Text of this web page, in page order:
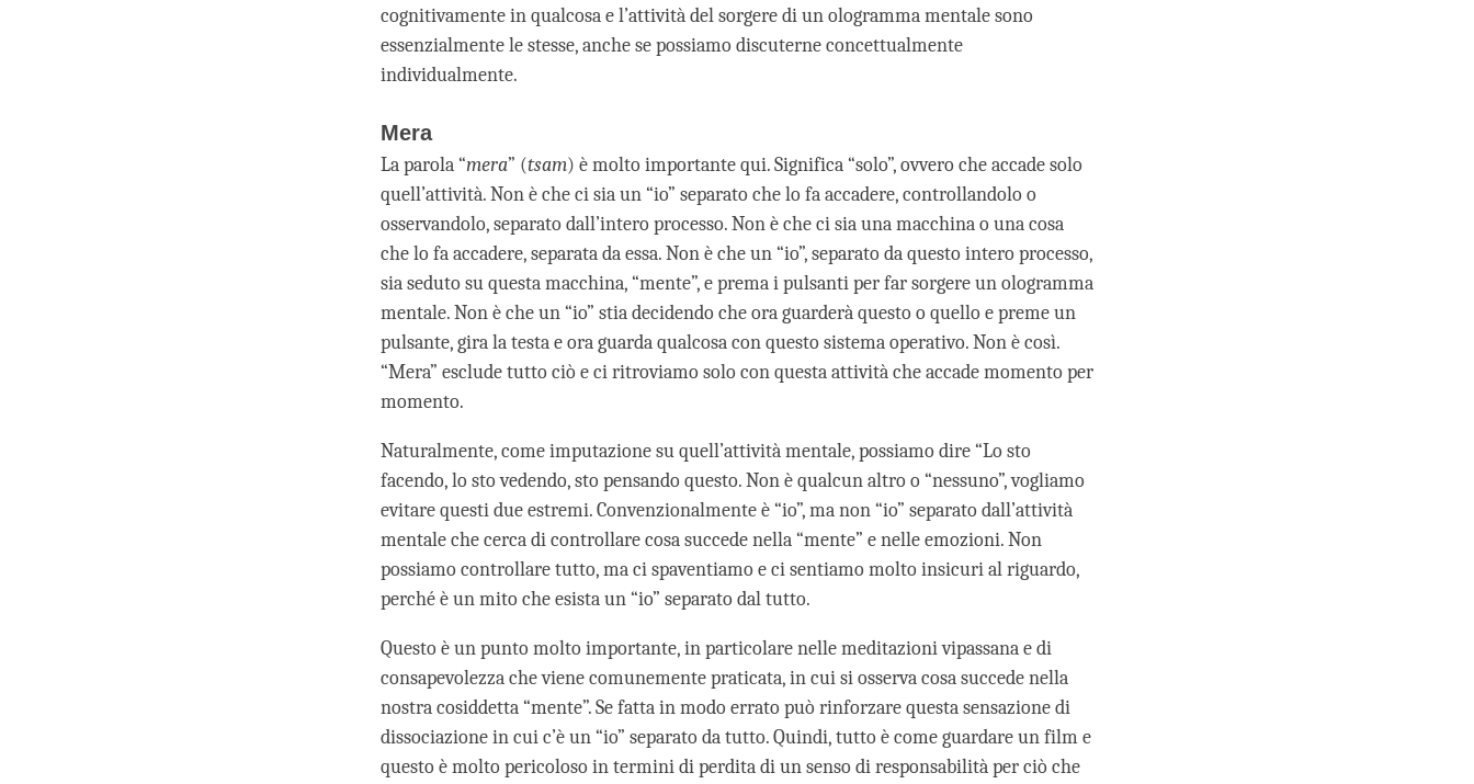
cognitivamente in qualcosa e l’attività del sorgere di un ologramma mentale sono
essenzialmente le stesse, anche se possiamo discuterne concettualmente
individualmente.
Mera
La parola “mera” (tsam) è molto importante qui. Significa “solo”, ovvero che accade solo
quell’attività. Non è che ci sia un “io” separato che lo fa accadere, controllandolo o
osservandolo, separato dall’intero processo. Non è che ci sia una macchina o una cosa
che lo fa accadere, separata da essa. Non è che un “io”, separato da questo intero processo,
sia seduto su questa macchina, “mente”, e prema i pulsanti per far sorgere un ologramma
mentale. Non è che un “io” stia decidendo che ora guarderà questo o quello e preme un
pulsante, gira la testa e ora guarda qualcosa con questo sistema operativo. Non è così.
“Mera” esclude tutto ciò e ci ritroviamo solo con questa attività che accade momento per
momento.
Naturalmente, come imputazione su quell’attività mentale, possiamo dire “Lo sto
facendo, lo sto vedendo, sto pensando questo. Non è qualcun altro o “nessuno”, vogliamo
evitare questi due estremi. Convenzionalmente è “io”, ma non “io” separato dall’attività
mentale che cerca di controllare cosa succede nella “mente” e nelle emozioni. Non
possiamo controllare tutto, ma ci spaventiamo e ci sentiamo molto insicuri al riguardo,
perché è un mito che esista un “io” separato dal tutto.
Questo è un punto molto importante, in particolare nelle meditazioni vipassana e di
consapevolezza che viene comunemente praticata, in cui si osserva cosa succede nella
nostra cosiddetta “mente”. Se fatta in modo errato può rinforzare questa sensazione di
dissociazione in cui c’è un “io” separato da tutto. Quindi, tutto è come guardare un film e
questo è molto pericoloso in termini di perdita di un senso di responsabilità per ciò che